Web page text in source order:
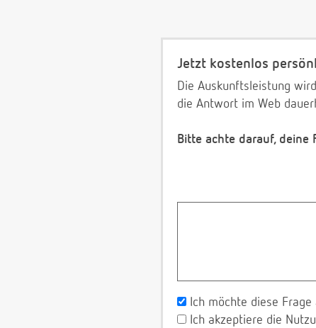
Jetzt kostenlos
Die Auskunftsleistung
die Antwort im Web
Bitte achte darauf, deine
Ich möchte diese
Ich akzeptiere die